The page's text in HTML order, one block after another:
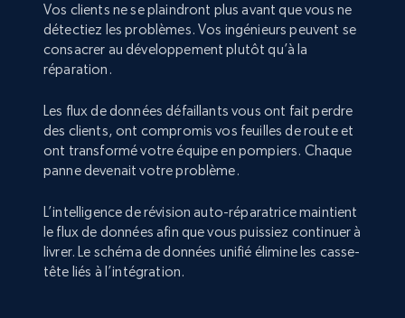
Vos clients ne se plaindront plus avant que vous ne
détectiez les problèmes. Vos ingénieurs peuvent se
consacrer au développement plutôt qu’à la
réparation.
Les flux de données défaillants vous ont fait perdre
des clients, ont compromis vos feuilles de route et
ont transformé votre équipe en pompiers. Chaque
panne devenait votre problème.
L’intelligence de révision auto-réparatrice maintient
le flux de données afin que vous puissiez continuer à
livrer. Le schéma de données unifié élimine les casse-
tête liés à l’intégration.